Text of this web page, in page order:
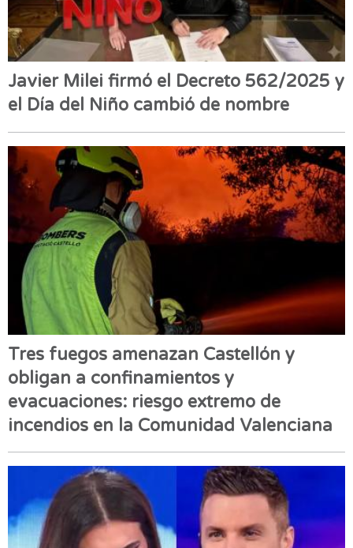
Javier Milei firmó el Decreto 562/2025 y
el Día del Niño cambió de nombre
Tres fuegos amenazan Castellón y
obligan a confinamientos y
evacuaciones: riesgo extremo de
incendios en la Comunidad Valenciana